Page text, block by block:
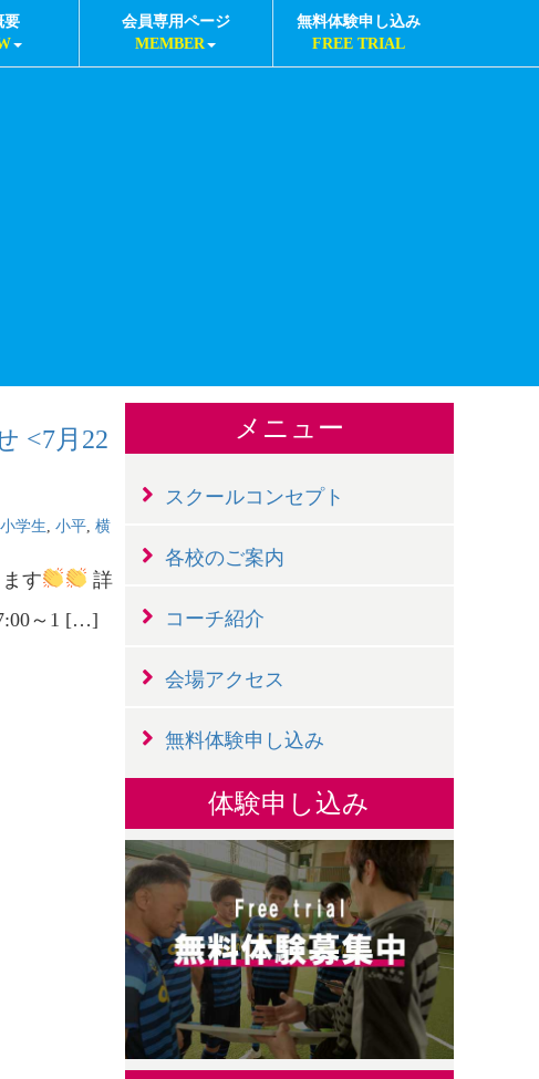
要
会員専用ページ
MEMBER
無料体験申し込み
FREE TRIAL
<7月22
小学生 小平 横
す
詳
～1 […]
メニュー
スクールコンセプト
各校のご案内
コーチ紹介
会場アクセス
無料体験申し込み
体験申し込み